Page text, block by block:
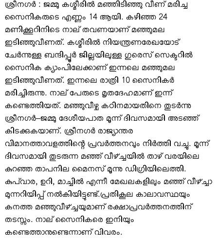
ശ്രീനഗര്‍ : ജമ്മു കശ്മീരില്‍ മഞ്ഞിടിഞ്ഞു വീണ് മരിച്ച
സൈനികരുടെ എണ്ണം 14 ആയി. കഴിഞ്ഞ 24
മണിക്കൂറിനിടെ നാല് തവണയാണ് മഞ്ഞുമല
ഇടിഞ്ഞുവീണത്. കശ്മീരില്‍ നിയന്ത്രണരേഖയോട്
ചേര്‍ന്നുള്ള ബന്ദിപ്പൂര്‍ ജില്ലയിലുള്ള ഗുരെസ് സെക്ടറില്‍
സൈനിക ക്യാംപിലേക്കാണ് ഇന്നലെ മഞ്ഞുമല
ഇടിഞ്ഞുവീണത്. ഇന്നലെ രാത്രി 10 സൈനികര്‍
മരിച്ചിരുന്നു. നാല് പേരുടെ മൃതദേഹമാണ് ഇന്ന്
കണ്ടെത്തിയത്. മഞ്ഞുവീഴ്ച കഠിനമായതിനെ തുടര്‍ന്നു
ശ്രീനഗര്‍–ജമ്മു ദേശീയപാത മൂന്ന് ദിവസമായി അടഞ്ഞ്
കിടക്കുകയാണ്. ശ്രീനഗര്‍ രാജ്യാന്തര
വിമാനത്താവളത്തിന്റെ പ്രവര്‍ത്തനവും നിര്‍ത്തി വച്ചു. മൂന്ന്
ദിവസമായി തുടരുന്ന മഞ്ഞ് വീഴ്ച്ചയില്‍ താഴ് വരയിലെ
കുറഞ്ഞ താപനില മൈനസ് മൂന്നു ഡിഗ്രിയിലെത്തി.
കുപ്‌വാര, ഉറി, മാച്ചില്‍ എന്നീ മേഖലകളിലും മഞ്ഞ് വീഴ്ച്ചാ
മുന്നറിയിപ്പ് നല്‍കിയിട്ടുണ്ട്.പ്രതികൂല കാലാവസ്ഥയും
കനത്ത മഞ്ഞുവീഴ്ച്ചയുമാണ് രക്ഷാപ്രവര്‍ത്തനത്തിന്
തടസ്സം. നാല് സൈനികരെ ഇനിയും
കണ്ടെത്താനുണ്ടെന്നാണ് വിവരം.